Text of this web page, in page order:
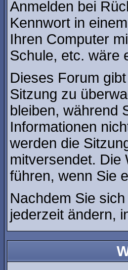
Anmelden bei
Kennwort in
Ihren Computer
Schule, etc. wäre
Dieses Forum
Sitzung zu
bleiben, während
Informationen
werden die
mitversendet. Die
führen, wenn Sie
Nachdem Sie
jederzeit ändern,